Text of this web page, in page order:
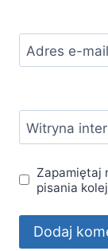
Adres e-mail
Witryna
Zapamiętaj
pisania